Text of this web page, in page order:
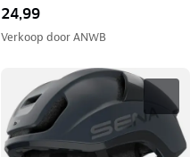
24,99
Verkoop doorANWB